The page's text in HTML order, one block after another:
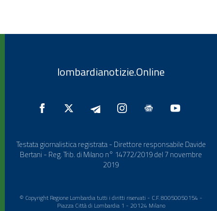
lombardianotizie.Online
Testata giornalistica registrata - Direttore responsabile Davide
Bertani - Reg. Trib. di Milano n° 14772/2019 del 7 novembre
2019
© Copyright Regione Lombardia tutti i diritti riservati - C.F. 80050050154 -
Piazza Città di Lombardia 1 - 20124 Milano